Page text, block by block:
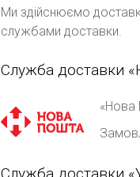
Ми здійснюємо
службами доставки.
Служба доставки
«Нова